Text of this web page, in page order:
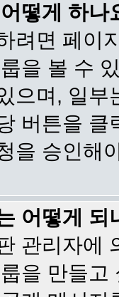
떻게 하나
려면 페이
을 볼 수
으며, 일
버튼을
을 승인해
어떻게 되
관리자에
을 만들